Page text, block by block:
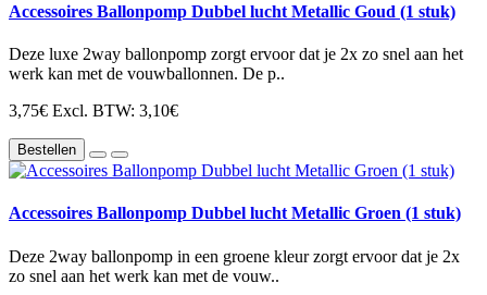
Accessoires Ballonpomp Dubbel lucht Metallic Goud (1 stuk)
Deze luxe 2way ballonpomp zorgt ervoor dat je 2x zo snel aan het
werk kan met de vouwballonnen. De p..
3,75€ Excl. BTW: 3,10€
Bestellen
Accessoires Ballonpomp Dubbel lucht Metallic Groen (1 stuk)
Deze 2way ballonpomp in een groene kleur zorgt ervoor dat je 2x
zo snel aan het werk kan met de vouw..